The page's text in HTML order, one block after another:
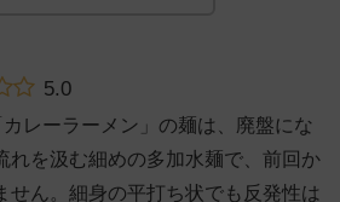
5.0
レーラーメン」の麺は、廃盤にな
れを汲む細めの多加水麺で、前回か
せん。細身の平打ち状でも反発性は